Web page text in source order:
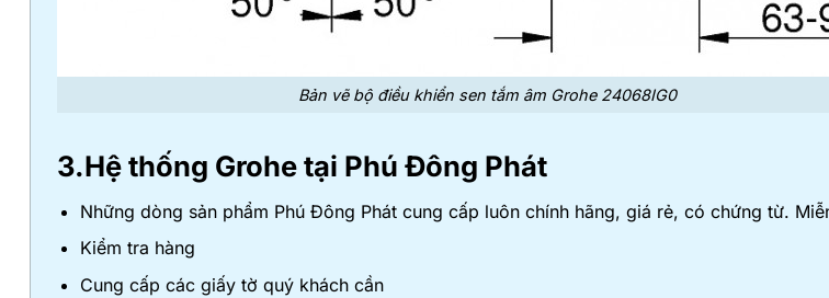
Bản vẽ bộ điều khiển sen tắm âm Grohe 24068IG0
3.Hệ thống Grohe tại Phú Đông Phát
Những dòng sản phẩm Phú Đông Phát cung cấp luôn chính hãng, giá rẻ, có chứng từ.
Kiểm tra hàng
Cung cấp các giấy tờ quý khách cần